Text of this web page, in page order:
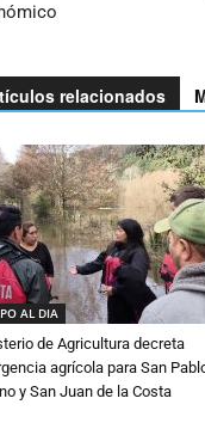
relacionados
AL DIA
de Agricultura decreta
agrícola para San
y San Juan de la Costa